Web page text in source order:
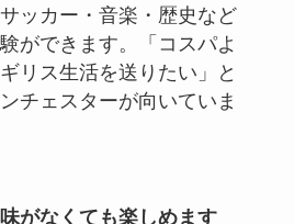
ッカー・音楽・歴史など
ができます。「コスパよ
リス生活を送りたい」と
チェスターが向いていま
がなくても楽しめます